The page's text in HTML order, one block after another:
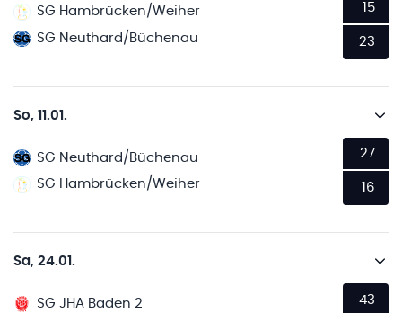
SG Hambrücken/Weiher
SG Neuthard/Büchenau
15
23
So, 11.01.
SG Neuthard/Büchenau
SG Hambrücken/Weiher
27
16
Sa, 24.01.
SG JHA Baden 2
43